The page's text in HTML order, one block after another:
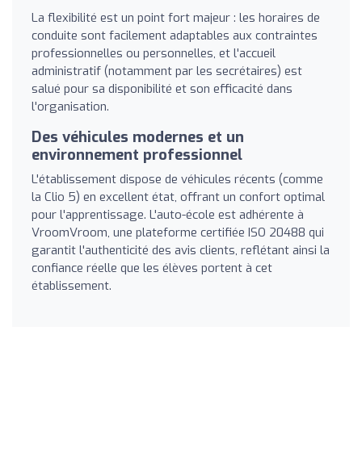
La flexibilité est un point fort majeur : les horaires de
conduite sont facilement adaptables aux contraintes
professionnelles ou personnelles, et l'accueil
administratif (notamment par les secrétaires) est
salué pour sa disponibilité et son efficacité dans
l'organisation.
Des véhicules modernes et un
environnement professionnel
L'établissement dispose de véhicules récents (comme
la Clio 5) en excellent état, offrant un confort optimal
pour l'apprentissage. L'auto-école est adhérente à
VroomVroom, une plateforme certifiée ISO 20488 qui
garantit l'authenticité des avis clients, reflétant ainsi la
confiance réelle que les élèves portent à cet
établissement.